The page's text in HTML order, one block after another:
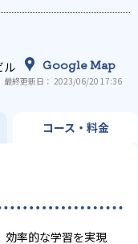
別特化対策
習のみの受講
ル Google Map
最終更新日： 2023/06/20 17:36
コース・料金
効率的な学習を実現